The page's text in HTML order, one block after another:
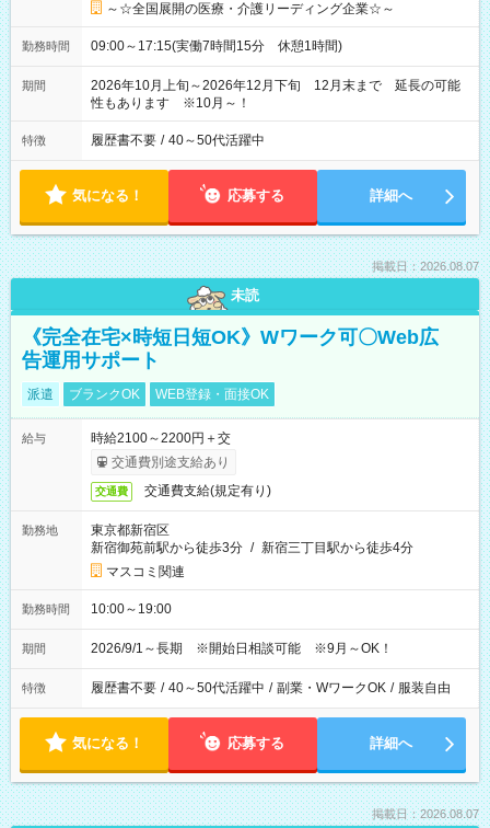
～☆全国展開の医療・介護リーディング企業☆～
勤務時間 09:00～17:15(実働7時間15分 休憩1時間)
期間
2026年10月上旬～2026年12月下旬 12月末まで 延長の可能
性もあります ※10月～！
特徴 履歴書不要 / 40～50代活躍中
気になる！ 応募する 詳細へ
掲載日：2026.08.07
未読
《完全在宅×時短日短OK》Wワーク可〇Web広
告運用サポート
派遣 ブランクOK WEB登録・面接OK
給与
時給2100～2200円＋交
交通費別途支給あり
交通費 交通費支給(規定有り)
勤務地
東京都新宿区
新宿御苑前駅から徒歩3分 / 新宿三丁目駅から徒歩4分
マスコミ関連
勤務時間 10:00～19:00
期間 2026/9/1～長期 ※開始日相談可能 ※9月～OK！
特徴 履歴書不要 / 40～50代活躍中 / 副業・WワークOK / 服装自由
気になる！ 応募する 詳細へ
掲載日：2026.08.07